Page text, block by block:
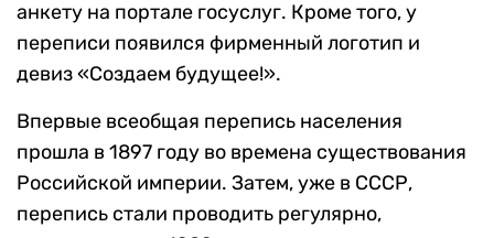
анкету на портале госуслуг. Кроме того, у
переписи появился фирменный логотип и
девиз «Создаем будущее!».
Впервые всеобщая перепись населения
прошла в 1897 году во времена существования
Российской империи. Затем, уже в СССР,
перепись стали проводить регулярно,